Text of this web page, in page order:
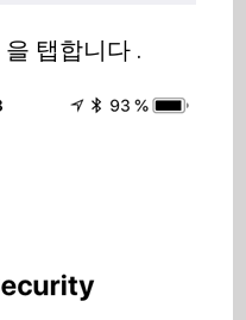
을 탭합니다 .